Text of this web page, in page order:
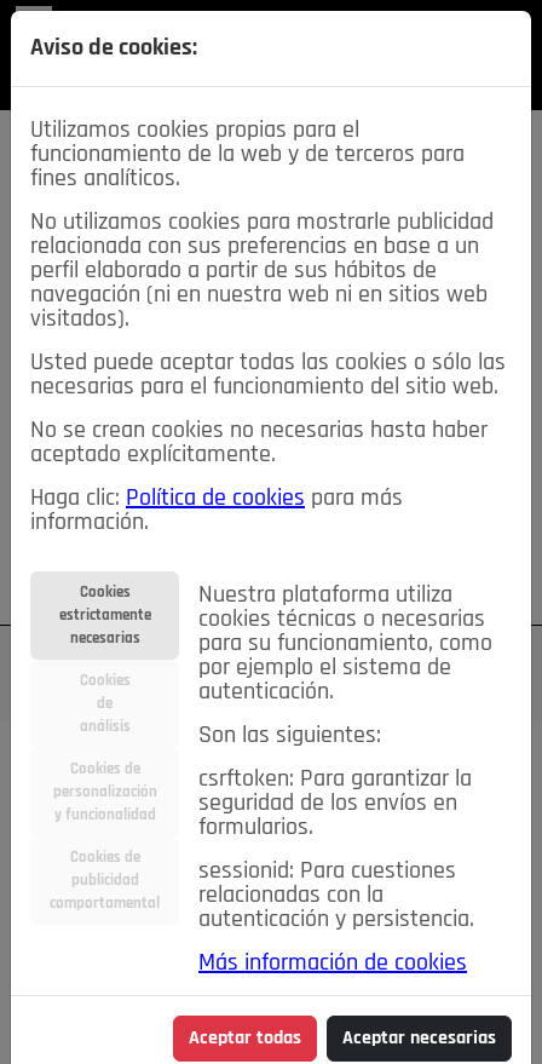
SECCIONES
descarga esta
REVISTA
≡NOTICIAS
NOTICIAS SERVICIOS DE INTERÉS
TABLÓN DE ANUNCIOS MIS ANUNCIOS CONTACTO
NOSOTROS
Su cuenta Regístrese ¿Olvidó su contraseña?
Aviso de cookies:
Utilizamos cookies propias para el
funcionamiento de la web y de terceros para
fines analíticos.
No utilizamos cookies para mostrarle publicidad
relacionada con sus preferencias en base a un
perfil elaborado a partir de sus hábitos de
navegación (ni en nuestra web ni en sitios web
visitados).
Usted puede aceptar todas las cookies o sólo las
necesarias para el funcionamiento del sitio web.
No se crean cookies no necesarias hasta haber
aceptado explícitamente.
Haga clic: Política de cookies para más
información.
Cookies
estrictamente
necesarias
Cookies
de
análisis
Cookies de
personalización
y funcionalidad
Cookies de
publicidad
comportamental
Nuestra plataforma utiliza
cookies técnicas o necesarias
para su funcionamiento, como
por ejemplo el sistema de
autenticación.
Son las siguientes:
csrftoken: Para garantizar la
seguridad de los envíos en
formularios.
sessionid: Para cuestiones
relacionadas con la
autenticación y persistencia.
Más información de cookies
Aceptar todas Aceptar necesarias